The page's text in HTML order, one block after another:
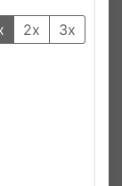
2x 3x